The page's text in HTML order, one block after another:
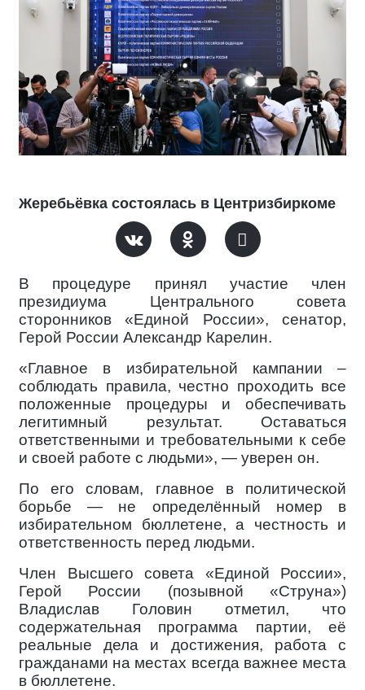
Жеребьёвка состоялась в Центризбиркоме
В процедуре принял участие член
президиума Центрального совета
сторонников «Единой России», сенатор,
Герой России Александр Карелин.
«Главное в избирательной кампании –
соблюдать правила, честно проходить все
положенные процедуры и обеспечивать
легитимный результат. Оставаться
ответственными и требовательными к себе
и своей работе с людьми», — уверен он.
По его словам, главное в политической
борьбе — не определённый номер в
избирательном бюллетене, а честность и
ответственность перед людьми.
Член Высшего совета «Единой России»,
Герой России (позывной «Струна»)
Владислав Головин отметил, что
содержательная программа партии, её
реальные дела и достижения, работа с
гражданами на местах всегда важнее места
в бюллетене.